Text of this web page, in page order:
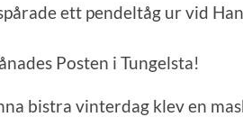
ett pendeltåg ur vid
Posten i Tungelsta!
bistra vinterdag klev en